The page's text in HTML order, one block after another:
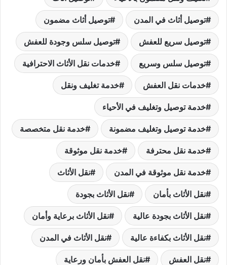
توصيل أثاث في المدن توصيل أثاث مضمون
توصيل سريع للعفش توصيل سلس وجودة للعفش
توصيل سلس وسريع خدمات نقل الأثاث الاحترافية
خدمات نقل العفش خدمة تغليف ونقل
خدمة توصيل وتغليف في الأحياء
خدمة توصيل وتغليف مضمونة خدمة نقل متخصصة
خدمة نقل محترفة خدمة نقل موثوقة
خدمة نقل موثوقة في المدن نقل الأثاث
نقل الأثاث بأمان نقل الأثاث بجودة
نقل الأثاث بجودة عالية نقل الأثاث برعاية وأمان
نقل الأثاث بكفاءة عالية نقل الأثاث في المدن
نقل العفش نقل العفش بأمان ورعاية